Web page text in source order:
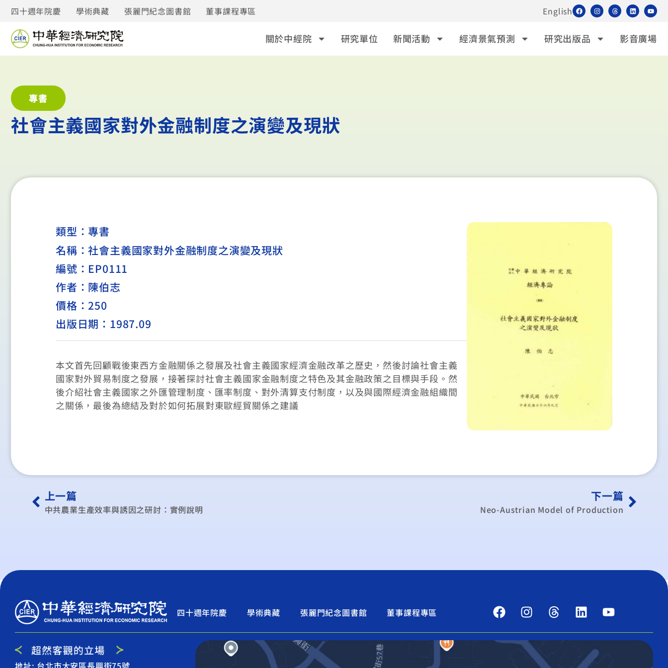
四十週年院慶 學術典藏 張麗門紀念圖書館 董事課程專區 English
關於中經院 研究單位 新聞活動 經濟景氣預測 研究出版品 影音廣場
專書
社會主義國家對外金融制度之演變及現狀
類型： 專書
名稱：社會主義國家對外金融制度之演變及現狀
編號：EP0111
作者：陳伯志
價格：250
出版日期：1987.09
本文首先回顧戰後東西方金融關係之發展及社會主義國家經濟金融改革之歷史，然後討論社會主義
國家對外貿易制度之發展，接著探討社會主義國家金融制度之特色及其金融政策之目標與手段。然
後介紹社會主義國家之外匯管理制度、匯率制度、對外清算支付制度，以及與國際經濟金融組織間
之關係，最後為總結及對於如何拓展對東歐經貿關係之建議
上一篇
中共農業生產效率與誘因之研討：實例說明
下一篇
Neo-Austrian Model of Production
四十週年院慶 學術典藏 張麗門紀念圖書館 董事課程專區
地址: 台北市大安區長興街75號